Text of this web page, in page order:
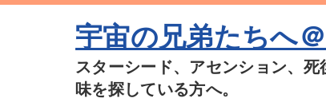
宇宙の兄弟たちへ
スターシード、アセンション、
味を探している方へ。